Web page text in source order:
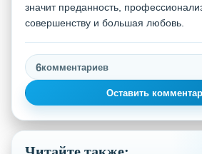
значит преданность,
совершенству и большая любовь.
6комментариев
Оставить